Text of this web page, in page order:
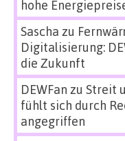
hohe
Sascha zu
Digitalisierung:
die Zukunft
DEWFan zu Streit
fühlt sich durch
angegriffen